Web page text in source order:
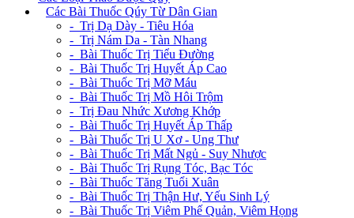
Các Bài Thuốc Qúy Từ Dân Gian
- Trị Dạ Dày - Tiêu Hóa
- Trị Nám Da - Tàn Nhang
- Bài Thuốc Trị Tiểu Đường
- Bài Thuốc Trị Huyết Áp Cao
- Bài Thuốc Trị Mỡ Máu
- Bài Thuốc Trị Mồ Hôi Trộm
- Trị Đau Nhức Xương Khớp
- Bài Thuốc Trị Huyết Áp Thấp
- Bài Thuốc Trị U Xơ - Ung Thư
- Bài Thuốc Trị Mất Ngủ - Suy Nhược
- Bài Thuốc Trị Rụng Tóc, Bạc Tóc
- Bài Thuốc Tăng Tuổi Xuân
- Bài Thuốc Trị Thận Hư, Yếu Sinh Lý
- Bài Thuốc Trị Viêm Phế Quản, Viêm Họng